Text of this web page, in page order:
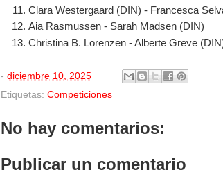
Clara Westergaard (DIN) - Francesca
Aia Rasmussen - Sarah Madsen (DIN)
Christina B. Lorenzen - Alberte Greve
- diciembre 10, 2025
Etiquetas: Competiciones
No hay comentarios:
Publicar un comentario